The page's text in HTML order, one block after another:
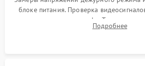
блоке питания. Проверка
помощью осциллографа.
светодиодных планок подсветки
Подробнее